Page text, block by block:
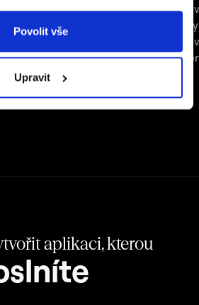
Povolit vše
Upravit
aplikaci, kterou